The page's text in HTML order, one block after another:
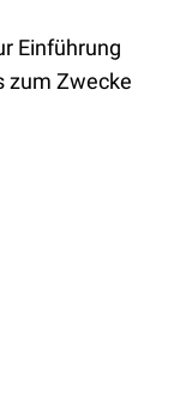
Einführung
zum Zwecke